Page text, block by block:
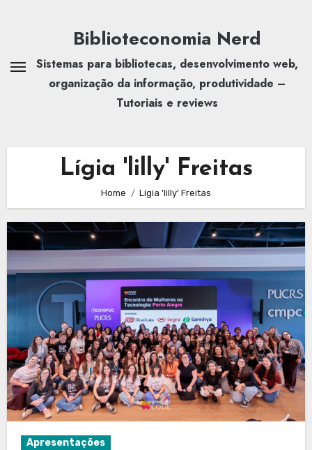
Biblioteconomia Nerd
Sistemas para bibliotecas, desenvolvimento web,
organização da informação, produtividade –
Tutoriais e reviews
Lígia 'lilly' Freitas
Home Lígia 'lilly' Freitas
Apresentações